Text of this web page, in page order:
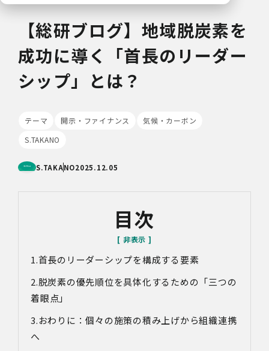
【総研ブログ】地域脱炭素を
成功に導く「首長のリーダー
シップ」とは？
テーマ 開示・ファイナンス
気候・カーボン
S.TAKANO
S.TAKANO2025.12.05
目次
首長のリーダーシップを構成する要素
脱炭素の優先順位を具体化するための「三つの
着眼点」
おわりに：個々の施策の積み上げから組織連携
へ